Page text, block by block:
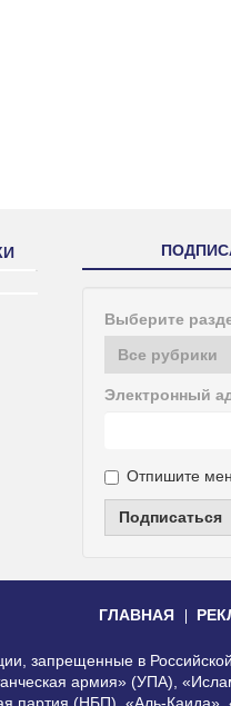
Выберите
Электронный
Отпишите
Подписаться
ГЛАВНАЯ
запрещенные в
армия» (УПА),
партия (НБП), «Аль-